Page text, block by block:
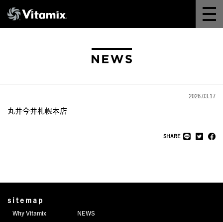
2026.03.17
丸井今井札幌本店
SHARE
sitemap
Why Vitamix NEWS